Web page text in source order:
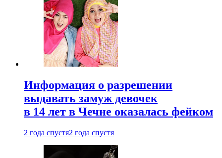
Информация о разрешении
выдавать замуж девочек
в 14 лет в Чечне оказалась фейком
2 года спустя2 года спустя